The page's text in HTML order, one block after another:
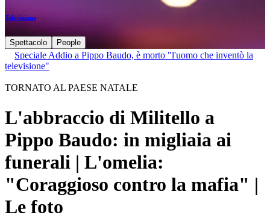
Televisione
Spettacolo People
Speciale Addio a Pippo Baudo, è morto "l'uomo che inventò la
televisione"
TORNATO AL PAESE NATALE
L'abbraccio di Militello a
Pippo Baudo: in migliaia ai
funerali | L'omelia:
"Coraggioso contro la mafia" |
Le foto